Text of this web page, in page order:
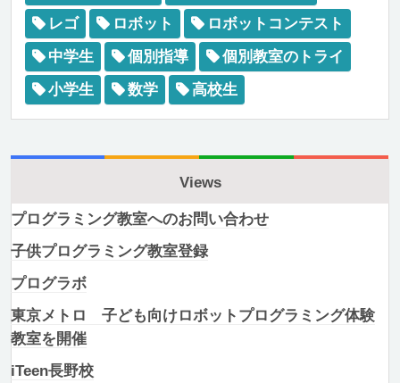
レゴ
ロボット
ロボットコンテスト
中学生
個別指導
個別教室のトライ
小学生
数学 高校生
Views
プログラミング教室へのお問い合わせ
子供プログラミング教室登録
プログラボ
東京メトロ 子ども向けロボットプログラミング体験
教室を開催
iTeen長野校